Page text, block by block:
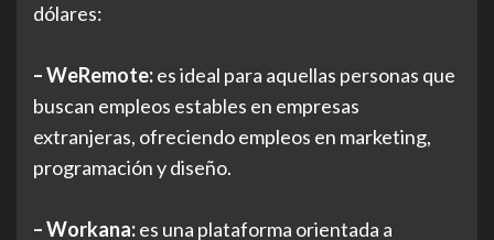
dólares:
– WeRemote:es ideal para aquellas personas que
buscan empleos estables en empresas
extranjeras, ofreciendo empleos en marketing,
programación y diseño.
– Workana:es una plataforma orientada a